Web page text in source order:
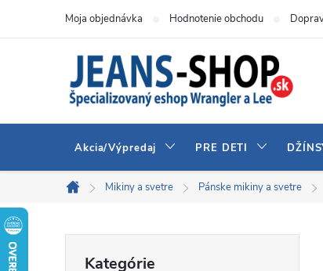
Moja objednávka Hodnotenie obchodu
Akcia/Výpredaj PRE DETI
Domov
Mikiny a svetre Pánske mikiny a svetre
kategórie
Kategórie